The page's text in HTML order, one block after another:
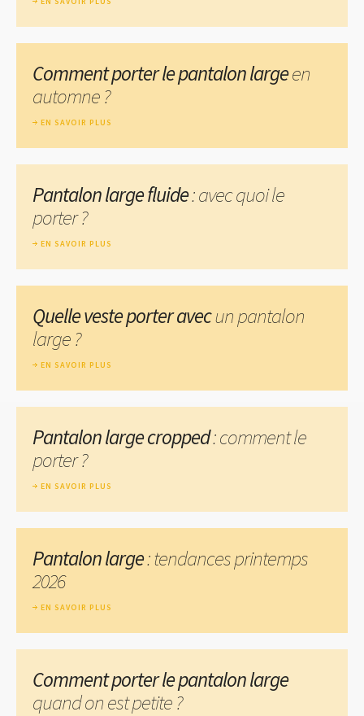
Comment porter le pantalon largeen
automne ?
EN SAVOIR PLUS
Pantalon large fluide: avec quoi le
porter ?
EN SAVOIR PLUS
Quelle veste porter avecun pantalon
large ?
EN SAVOIR PLUS
Pantalon large cropped: comment le
porter ?
EN SAVOIR PLUS
Pantalon large: tendances printemps
2026
EN SAVOIR PLUS
Comment porter le pantalon large
quand on est petite ?